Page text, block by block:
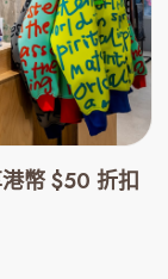
幣 $50 折扣